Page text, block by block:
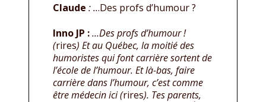
Claude : ...Des profs d’humour ?
Inno JP :…Des profs d’humour !
(rires) Et au Québec, la moitié des
humoristes qui font carrière sortent de
l’école de l’humour. Et là-bas, faire
carrière dans l’humour, c’est comme
être médecin ici (rires). Tes parents,